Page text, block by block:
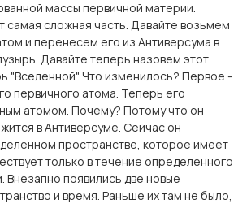
массы первичной материи.
самая сложная часть. Давайте возьмем
и перенесем его из Антиверсума в
Давайте теперь назовем этот
"Вселенной". Что изменилось? Первое -
первичного атома. Теперь его
атомом. Почему? Потому что он
в Антиверсуме. Сейчас он
пространстве, которое имеет
только в течение определенного
Внезапно появились две новые
и время. Раньше их там не было,